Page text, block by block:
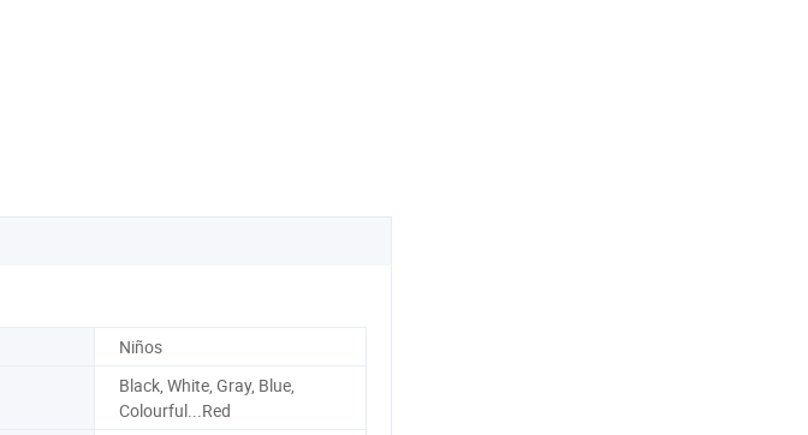
Niños
Black, White, Gray, Blue,
Colourful...Red